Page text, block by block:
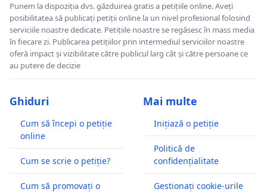
Punem la dispoziția dvs. găzduirea gratis a petițiile online. Aveți
posibilitatea să publicați petiții online la un nivel profesional folosind
serviciile noastre dedicate. Petițiile noastre se regăsesc în mass media
în fiecare zi. Publicarea petițiilor prin intermediul serviciilor noastre
oferă impact și vizibilitate către publicul larg cât și către persoane ce
au putere de decizie
Ghiduri
Cum să începi o petiție
online
Cum se scrie o petiție?
Cum să promovați o
Mai multe
Inițiază o petiție
Politică de
confidențialitate
Gestionați cookie-urile